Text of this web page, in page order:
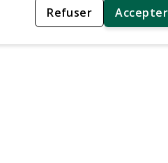
Refuser Accepter